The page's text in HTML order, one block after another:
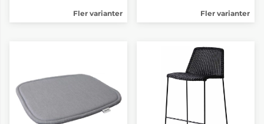
Fler varianter Fler varianter